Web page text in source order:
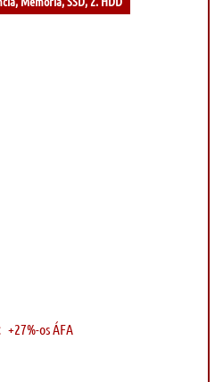
+27%-os ÁFA